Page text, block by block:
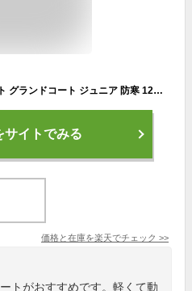
ミズノ MIZUNO グラウンドコート グランドコート ジュニア 防寒 12JE5G22 野球ウェア ジャンパー 子供服 服 防寒 防風 大人用 子ども用 男女兼用 秋冬 ジャケット 軽量 高品質 スポーツ 練習用 大きいサイズ 秋冬 アウター チーム用 練習着 部活動 【365日あす楽対応】
サイトでみる
価格と在庫を楽天でチェック >>
トがおすすめです。軽くて動